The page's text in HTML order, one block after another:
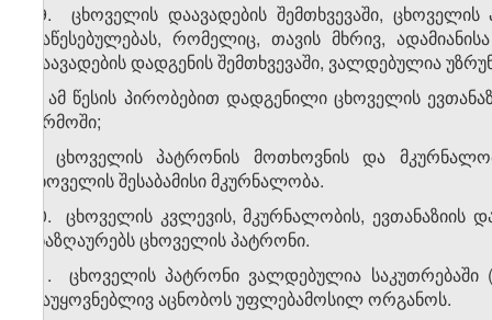
19. ცხოველის დაავადების შემთხვევაში,
დაწესებულებას, რომელიც, თავის მხრივ,
დაავადების დადგენის შემთხვევაში, ვალდებულია
ა) ამ წესის პირობებით დადგენილი ცხოველის
ორმოში;
ბ) ცხოველის პატრონის მოთხოვნის და
ცხოველის შესაბამისი მკურნალობა.
20. ცხოველის კვლევის, მკურნალობის, ევთანაზიის
ანაზღაურებს ცხოველის პატრონი.
21. ცხოველის პატრონი ვალდებულია
დაუყოვნებლივ აცნობოს უფლებამოსილ ორგანოს.